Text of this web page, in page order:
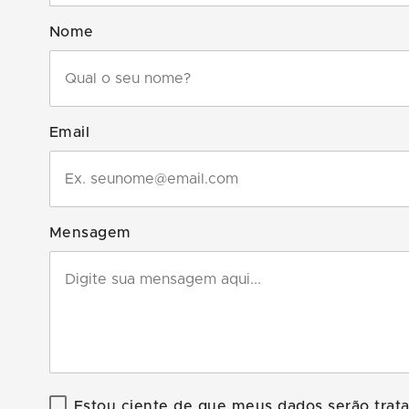
Nome
Email
Mensagem
Estou ciente de que meus dados serão